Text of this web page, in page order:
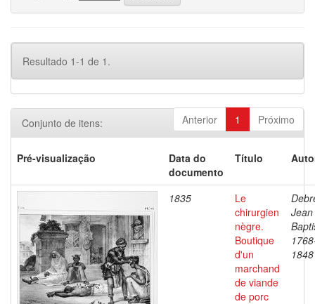
Resultado 1-1 de 1.
Anterior 1 Próximo
Conjunto de itens:
Pré-visualização
Data do
documento
Título
1835
Le
chirurgien
nègre.
Boutique
d'un
marchand
de viande
de porc
Jean
1848